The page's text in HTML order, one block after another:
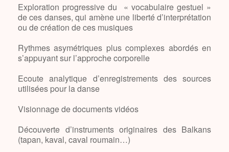
Exploration progressive du « vocabulaire gestuel »
de ces danses, qui amène une liberté d’interprétation
ou de création de ces musiques
Rythmes asymétriques plus complexes abordés en
s’appuyant sur l’approche corporelle
Ecoute analytique d’enregistrements des sources
utilisées pour la danse
Visionnage de documents vidéos
Découverte d’instruments originaires des Balkans
(tapan, kaval, caval roumain…)